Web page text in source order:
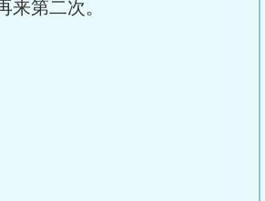
第二次。